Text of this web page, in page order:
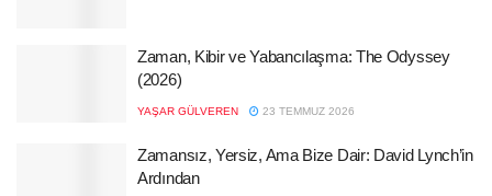
Zaman, Kibir ve Yabancılaşma: The Odyssey
(2026)
YAŞAR GÜLVEREN 23 TEMMUZ 2026
Zamansız, Yersiz, Ama Bize Dair: David Lynch’in
Ardından